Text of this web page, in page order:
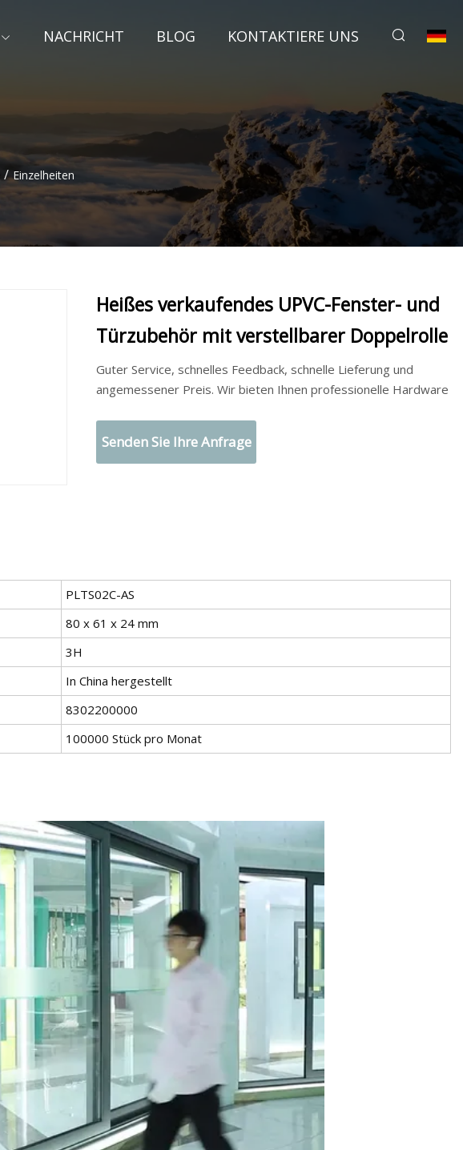
NACHRICHT BLOG KONTAKTIERE UNS
/ Einzelheiten
Heißes verkaufendes UPVC-Fenster- und
Türzubehör mit verstellbarer Doppelrolle
Guter Service, schnelles Feedback, schnelle Lieferung und
angemessener Preis. Wir bieten Ihnen professionelle Hardware
Senden Sie Ihre Anfrage
PLTS02C-AS
80 x 61 x 24 mm
3H
In China hergestellt
8302200000
100000 Stück pro Monat